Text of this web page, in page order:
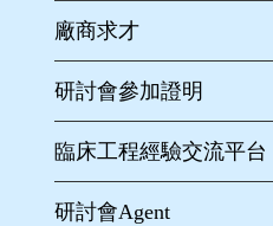
廠商求才
研討會參加證明
臨床工程經驗交流平台
研討會Agent